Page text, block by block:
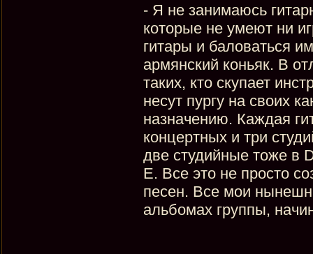
- Я не занимаюсь
которые не умеют ни
гитары и баловаться
армянский коньяк. В
таких, кто скупает
несут пургу на своих
назначению. Каждая
концертных и три
две студийные тоже в
E. Все это не просто
песен. Все мои
альбомах группы,